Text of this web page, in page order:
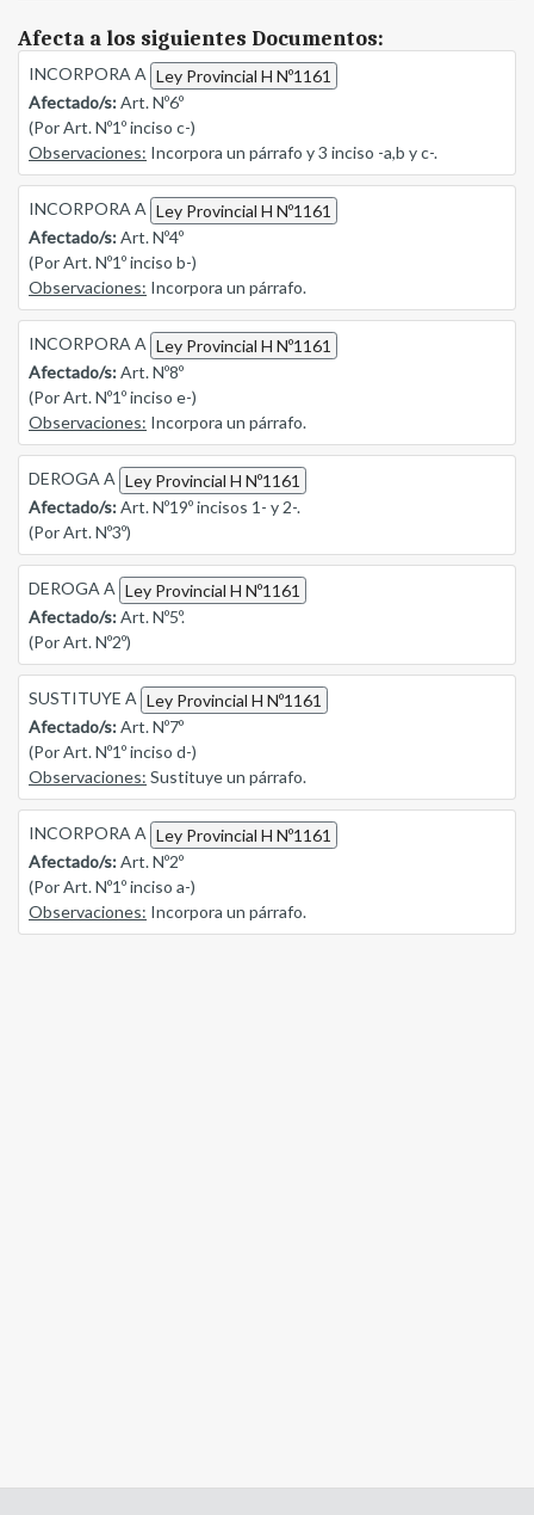
Afecta a los siguientes Documentos:
INCORPORA A Ley Provincial H Nº1161
Afectado/s:Art. Nº6º
(Por Art. Nº1º inciso c-)
Observaciones: Incorpora un párrafo y 3 inciso -a,b y c-.
INCORPORA A Ley Provincial H Nº1161
Afectado/s:Art. Nº4º
(Por Art. Nº1º inciso b-)
Observaciones: Incorpora un párrafo.
INCORPORA A Ley Provincial H Nº1161
Afectado/s:Art. Nº8º
(Por Art. Nº1º inciso e-)
Observaciones: Incorpora un párrafo.
DEROGA A Ley Provincial H Nº1161
Afectado/s:Art. Nº19º incisos 1- y 2-.
(Por Art. Nº3º)
DEROGA A Ley Provincial H Nº1161
Afectado/s:Art. Nº5º.
(Por Art. Nº2º)
SUSTITUYE A Ley Provincial H Nº1161
Afectado/s:Art. Nº7º
(Por Art. Nº1º inciso d-)
Observaciones: Sustituye un párrafo.
INCORPORA A Ley Provincial H Nº1161
Afectado/s:Art. Nº2º
(Por Art. Nº1º inciso a-)
Observaciones: Incorpora un párrafo.